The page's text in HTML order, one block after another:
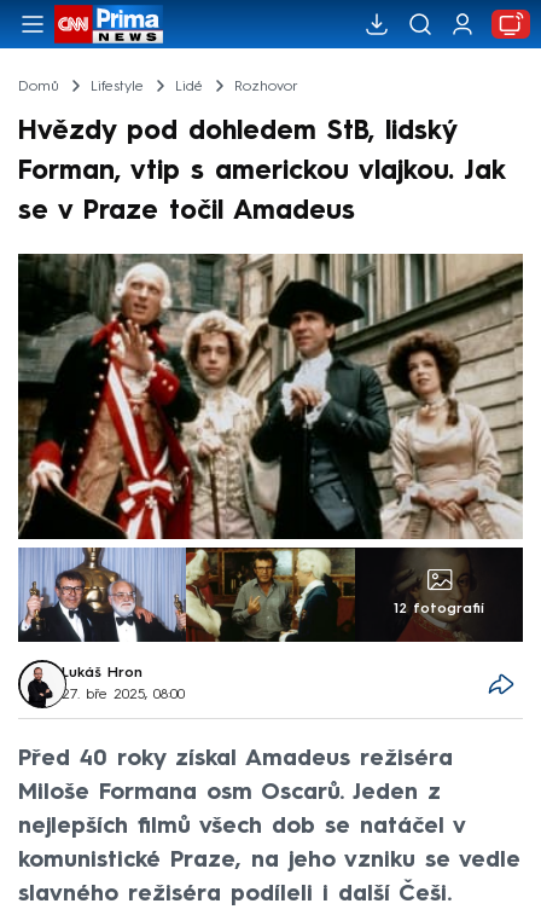
Domů Lifestyle Lidé Rozhovor
Hvězdy pod dohledem StB, lidský
Forman, vtip s americkou vlajkou. Jak
se v Praze točil Amadeus
12 fotografií
Lukáš Hron
27. bře 2025, 08:00
Před 40 roky získal Amadeus režiséra
Miloše Formana osm Oscarů. Jeden z
nejlepších filmů všech dob se natáčel v
komunistické Praze, na jeho vzniku se vedle
slavného režiséra podíleli i další Češi.